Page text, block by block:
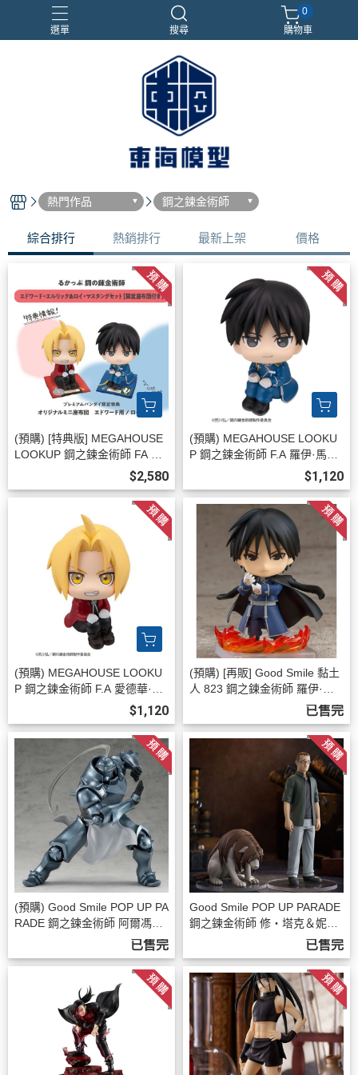
選單 搜尋
合金車
閃電霹靂車
電子雞/塔麻可吉/塔麻歌子
0
購物車
熱門作品 鋼之鍊金術師
綜合排行 熱銷排行 最新上架 價格
(預購) [特典版] MEGAHOUSE
LOOKUP 鋼之鍊金術師 FA 愛
德華·愛力克＆羅伊·馬斯坦古
$2,580
(預購) MEGAHOUSE LOOKU
P 鋼之鍊金術師 F.A 羅伊·馬斯
$1,120
(預購) MEGAHOUSE LOOKU
P 鋼之鍊金術師 F.A 愛德華·愛
$1,120
(預購) [再販] Good Smile 黏土
人 823 鋼之鍊金術師 羅伊·馬
已售完
(預購) Good Smile POP UP PA
RADE 鋼之鍊金術師 阿爾馮斯·
艾力克 PVC完成品 20260208
已售完
Good Smile POP UP PARADE
鋼之鍊金術師 修‧塔克＆妮娜
已售完